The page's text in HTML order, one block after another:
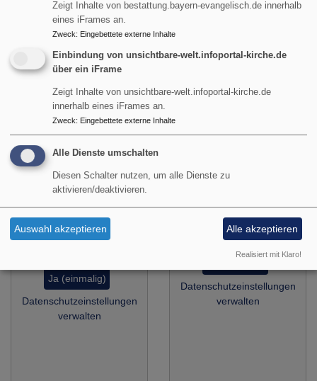
Einen Taufspruch
finden
Externe Inhalte von
www.taufspruch.de
Ja (einmalig)
Datenschutzeinstellungen
verwalten
Eine Taufe planen
Externe Inhalte von
taufe.bayern-
evangelisch.de anzeigen?
Datenschutzeinstellungen
verwalten
Zeigt Inhalte von bestattung.bayern-evangelisch.de innerhalb
eines iFrames an.
Zweck: Eingebettete externe Inhalte
Einbindung von unsichtbare-welt.infoportal-kirche.de
über ein iFrame
Zeigt Inhalte von unsichtbare-welt.infoportal-kirche.de
innerhalb eines iFrames an.
Zweck: Eingebettete externe Inhalte
Alle Dienste umschalten
Diesen Schalter nutzen, um alle Dienste zu
aktivieren/deaktivieren.
Auswahl akzeptieren Alle akzeptieren
Realisiert mit Klaro!